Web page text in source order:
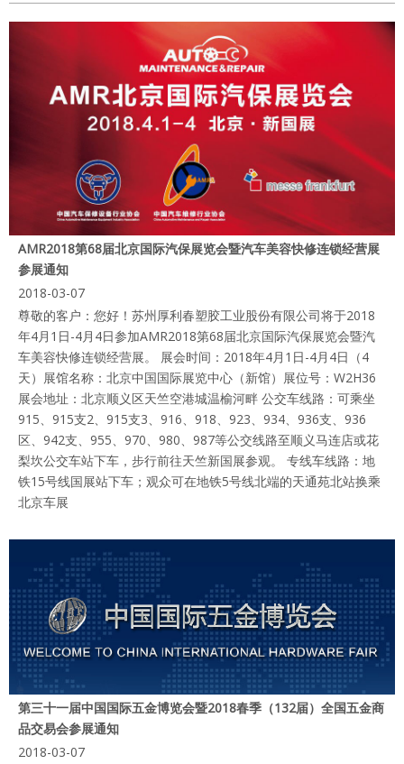
AMR2018第68届北京国际汽保展览会暨汽车美容快修连锁经营展
参展通知
2018-03-07
尊敬的客户：您好！苏州厚利春塑胶工业股份有限公司将于2018
年4月1日-4月4日参加AMR2018第68届北京国际汽保展览会暨汽
车美容快修连锁经营展。 展会时间：2018年4月1日-4月4日（4
天）展馆名称：北京中国国际展览中心（新馆）展位号：W2H36
展会地址：北京顺义区天竺空港城温榆河畔 公交车线路：可乘坐
915、915支2、915支3、916、918、923、934、936支、936
区、942支、955、970、980、987等公交线路至顺义马连店或花
梨坎公交车站下车，步行前往天竺新国展参观。 专线车线路：地
铁15号线国展站下车；观众可在地铁5号线北端的天通苑北站换乘
北京车展
第三十一届中国国际五金博览会暨2018春季（132届）全国五金商
品交易会参展通知
2018-03-07